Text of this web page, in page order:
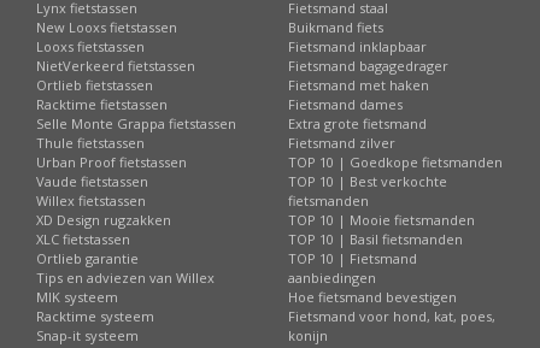
Lynx fietstassen
New Looxs fietstassen
Looxs fietstassen
NietVerkeerd fietstassen
Ortlieb fietstassen
Racktime fietstassen
Selle Monte Grappa fietstassen
Thule fietstassen
Urban Proof fietstassen
Vaude fietstassen
Willex fietstassen
XD Design rugzakken
XLC fietstassen
Ortlieb garantie
Tips en adviezen van Willex
MIK systeem
Racktime systeem
Snap-it systeem
Fietsmand staal
Buikmand fiets
Fietsmand inklapbaar
Fietsmand bagagedrager
Fietsmand met haken
Fietsmand dames
Extra grote fietsmand
Fietsmand zilver
TOP 10 | Goedkope fietsmanden
TOP 10 | Best verkochte
fietsmanden
TOP 10 | Mooie fietsmanden
TOP 10 | Basil fietsmanden
TOP 10 | Fietsmand
aanbiedingen
Hoe fietsmand bevestigen
Fietsmand voor hond, kat, poes,
konijn